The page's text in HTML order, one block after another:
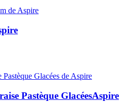
Pastèque GlacéesAspire